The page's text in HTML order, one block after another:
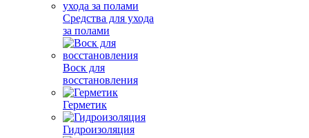
Средства для ухода
за полами
Воск для
восстановления
Герметик
Гидроизоляция